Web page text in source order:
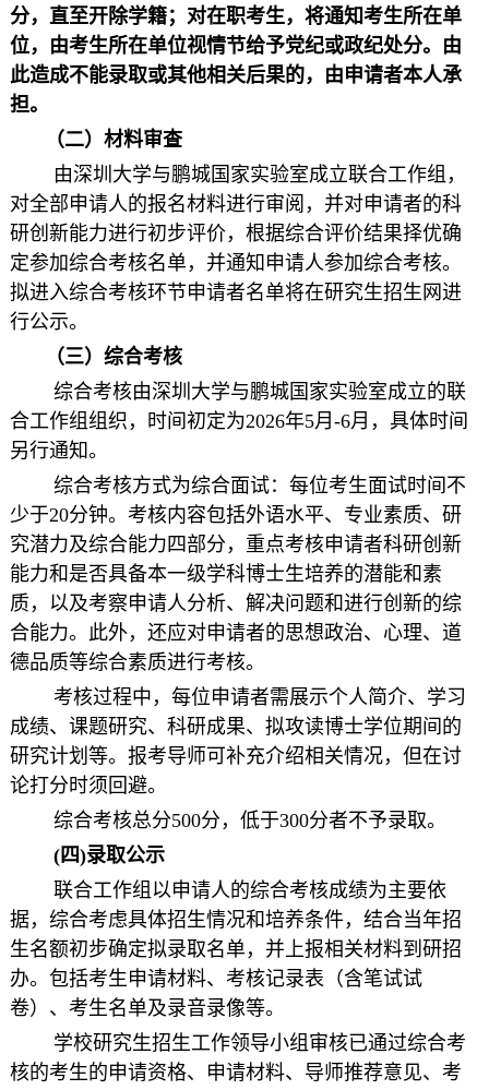
分，直至开除学籍；对在职考生，将通知考生所在单
位，由考生所在单位视情节给予党纪或政纪处分。由
此造成不能录取或其他相关后果的，由申请者本人承
担。
（二）材料审查
由深圳大学与鹏城国家实验室成立联合工作组，
对全部申请人的报名材料进行审阅，并对申请者的科
研创新能力进行初步评价，根据综合评价结果择优确
定参加综合考核名单，并通知申请人参加综合考核。
拟进入综合考核环节申请者名单将在研究生招生网进
行公示。
（三） 综合考核
综合考核由深圳大学与鹏城国家实验室成立的联
合工作组组织，时间初定为2026年5月-6月，具体时间
另行通知。
综合考核方式为综合面试：每位考生面试时间不
少于20分钟。考核内容包括外语水平、专业素质、研
究潜力及综合能力四部分，重点考核申请者科研创新
能力和是否具备本一级学科博士生培养的潜能和素
质，以及考察申请人分析、解决问题和进行创新的综
合能力。此外，还应对申请者的思想政治、心理、道
德品质等综合素质进行考核。
考核过程中，每位申请者需展示个人简介、学习
成绩、课题研究、科研成果、拟攻读博士学位期间的
研究计划等。报考导师可补充介绍相关情况，但在讨
论打分时须回避。
综合考核总分500分，低于300分者不予录取。
(四)录取公示
联合工作组以申请人的综合考核成绩为主要依
据，综合考虑具体招生情况和培养条件，结合当年招
生名额初步确定拟录取名单，并上报相关材料到研招
办。包括考生申请材料、考核记录表（含笔试试
卷）、考生名单及录音录像等。
学校研究生招生工作领导小组审核已通过综合考
核的考生的申请资格、申请材料、导师推荐意见、考